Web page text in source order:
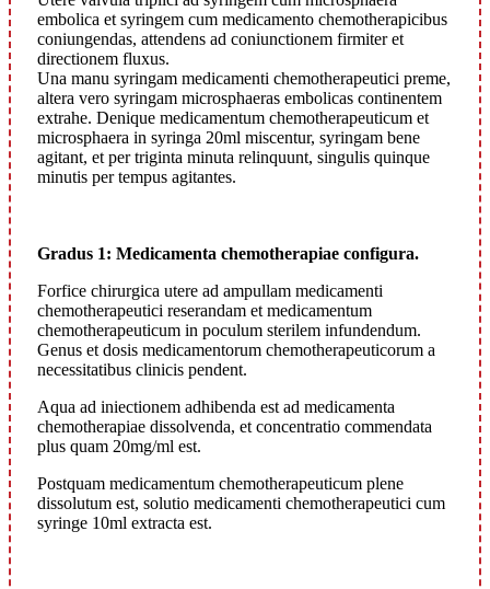
embolica et syringem cum medicamento chemotherapicibus
coniungendas, attendens ad coniunctionem firmiter et
directionem fluxus.
Una manu syringam medicamenti chemotherapeutici preme,
altera vero syringam microsphaeras embolicas continentem
extrahe. Denique medicamentum chemotherapeuticum et
microsphaera in syringa 20ml miscentur, syringam bene
agitant, et per triginta minuta relinquunt, singulis quinque
minutis per tempus agitantes.
Gradus 1: Medicamenta chemotherapiae configura.
Forfice chirurgica utere ad ampullam medicamenti
chemotherapeutici reserandam et medicamentum
chemotherapeuticum in poculum sterilem infundendum.
Genus et dosis medicamentorum chemotherapeuticorum a
necessitatibus clinicis pendent.
Aqua ad iniectionem adhibenda est ad medicamenta
chemotherapiae dissolvenda, et concentratio commendata
plus quam 20mg/ml est.
Postquam medicamentum chemotherapeuticum plene
dissolutum est, solutio medicamenti chemotherapeutici cum
syringe 10ml extracta est.